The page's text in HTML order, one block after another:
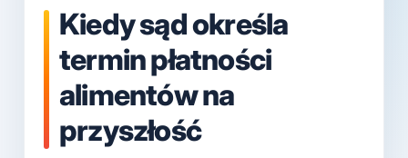
Kiedy sąd określa
termin płatności
alimentów na
przyszłość